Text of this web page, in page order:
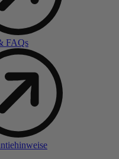
FAQs